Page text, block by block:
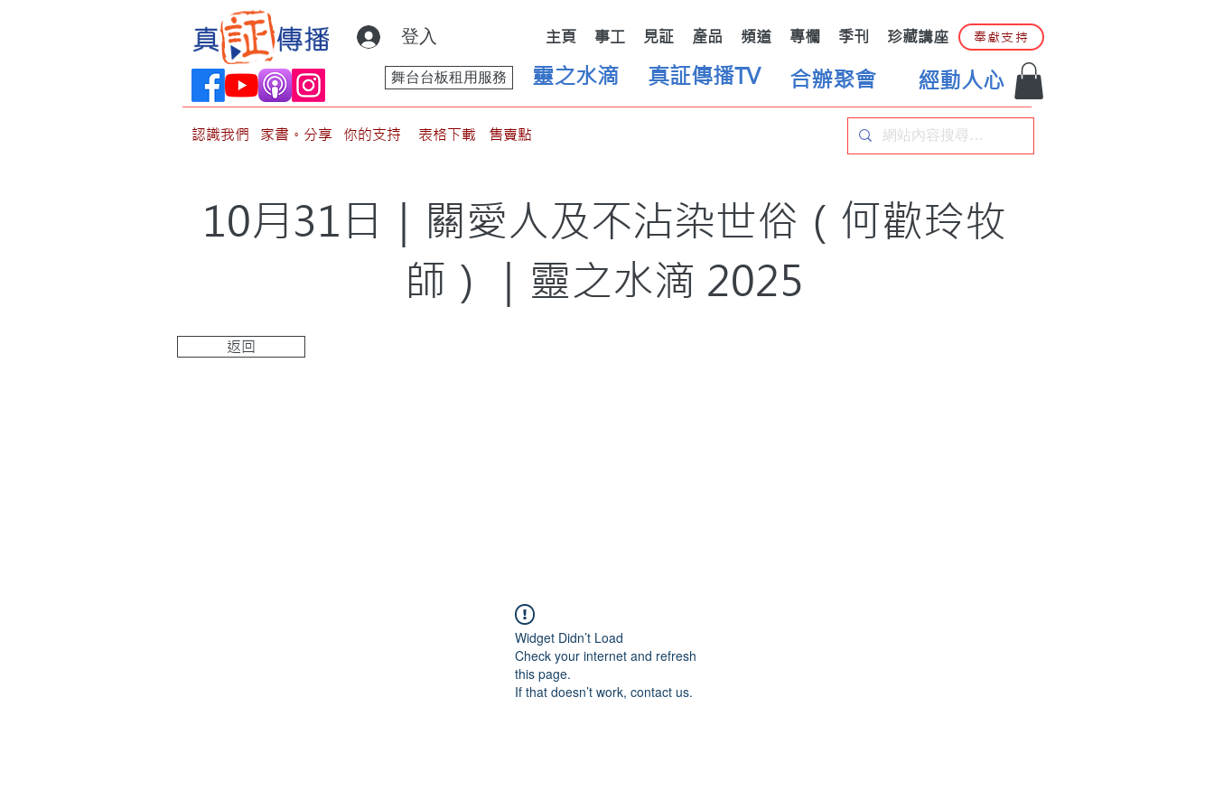
登入 主頁 事工 見証 產品 頻道 專欄 季刊 珍藏講座 奉獻支持
靈之水滴
舞台台板租用服務 真証傳播TV 合辦聚會 經動人心
認識我們 家書。分享 你的支持 表格下載 售賣點
10月31日｜關愛人及不沾染世俗（何歡玲牧
師）｜靈之水滴 2025
返回
Widget Didn’t Load
Check your internet and refresh
this page.
If that doesn’t work, contact us.